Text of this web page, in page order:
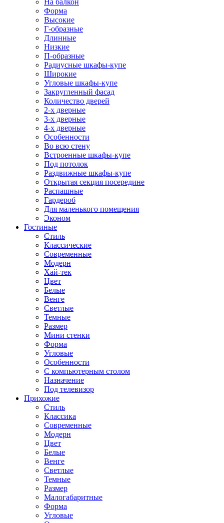
На балкон
Форма
Высокие
Г-образные
Длинные
Низкие
П-образные
Радиусные шкафы-купе
Широкие
Угловые шкафы-купе
Закругленный фасад
Количество дверей
2-х дверные
3-х дверные
4-х дверные
Особенности
Во всю стену
Встроенные шкафы-купе
Под потолок
Раздвижные шкафы-купе
Открытая секция посередине
Распашные
Гардероб
Для маленького помещения
Эконом
Гостиные
Стиль
Классические
Современные
Модерн
Хай-тек
Цвет
Белые
Венге
Светлые
Темные
Размер
Мини стенки
Форма
Угловые
Особенности
С компьютерным столом
Назначение
Под телевизор
Прихожие
Стиль
Классика
Современные
Модерн
Цвет
Белые
Венге
Светлые
Темные
Размер
Малогабаритные
Форма
Угловые